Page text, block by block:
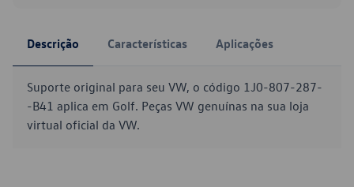
Descrição Características Aplicações
Suporte original para seu VW, o código 1J0-807-287-
-B41 aplica em Golf. Peças VW genuínas na sua loja
virtual oficial da VW.